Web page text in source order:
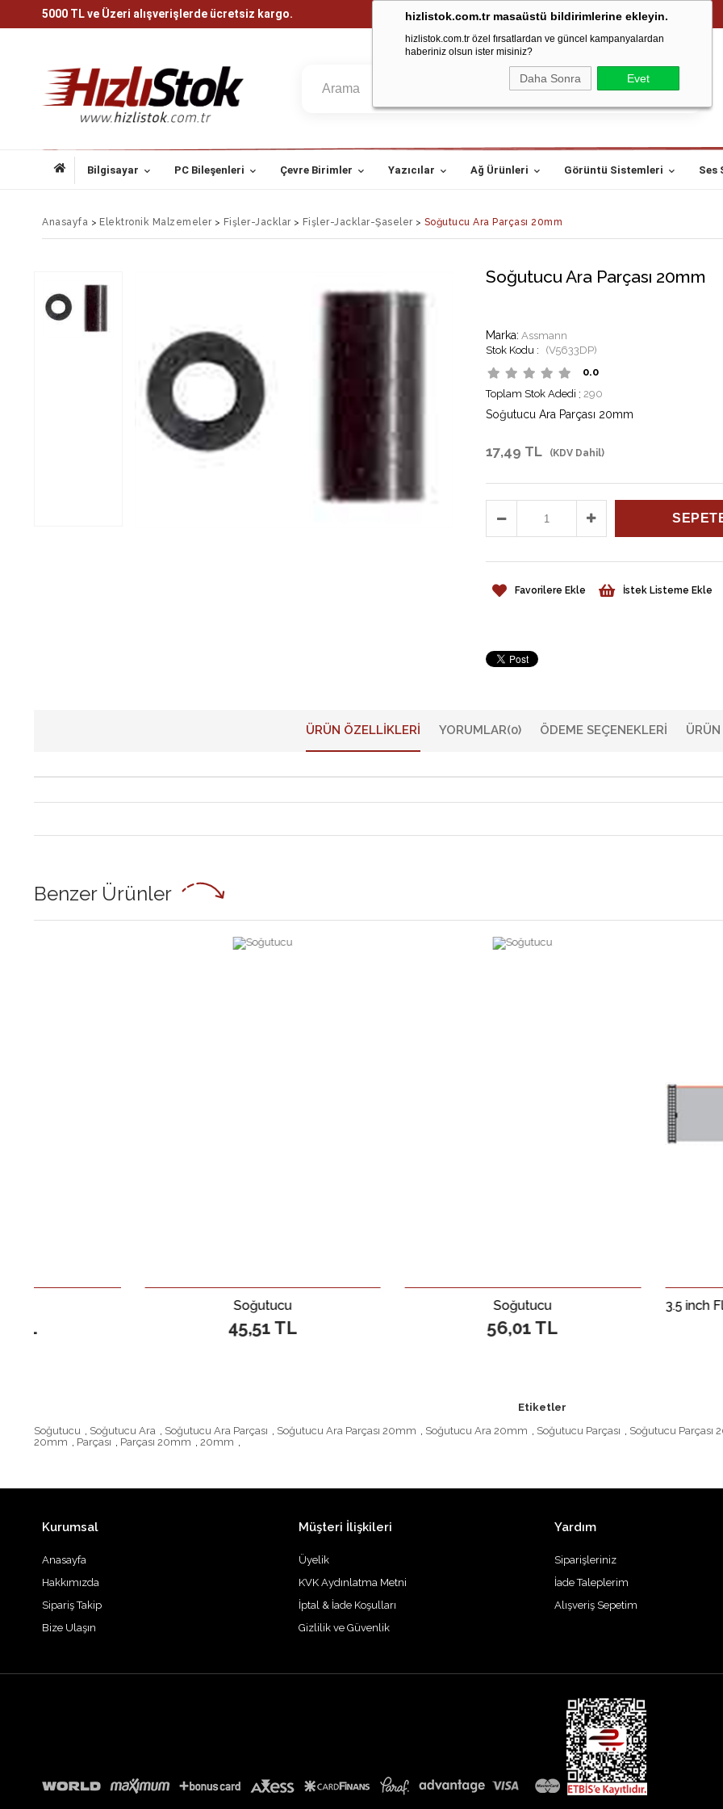
hizlistok.com.tr masaüstü bildirimlerine ekleyin.
hizlistok.com.tr özel fırsatlardan ve güncel kampanyalardan
haberiniz olsun ister misiniz?
Daha Sonra Evet
5000 TL ve Üzeri alışverişlerde ücretsiz kargo.
Bilgisayar PC Bileşenleri Çevre Birimler Yazıcılar Ağ Ürünleri Görüntü Sistemleri Ses
Anasayfa > Elektronik Malzemeler> Fişler-Jacklar> Fişler-Jacklar-Şaseler> Soğutucu Ara Parçası 20mm
Marka: Assmann
Soğutucu Ara Parçası 20mm
(V5633DP)
0.0
Toplam Stok Adedi : 290
Soğutucu Ara Parçası 20mm
17,49 TL (KDV Dahil)
Favorilere Ekle İstek Listeme Ekle
ÜRÜN ÖZELLIKLERI YORUMLAR(0) ÖDEME SEÇENEKLERI
Benzer Ürünler
Etiketler
Soğutucu
Soğutucu Ara Soğutucu Ara Parçası Soğutucu Ara Parçası 20mm Soğutucu Ara 20mm Soğutucu Parçası Soğutucu Parçası
20mm
Parçası Parçası 20mm 20mm
Kurumsal
Anasayfa
Hakkımızda
Sipariş Takip
Bize Ulaşın
Müşteri İlişkileri
Üyelik
KVK Aydınlatma Metni
İptal & İade Koşulları
Gizlilik ve Güvenlik
Yardım
Siparişleriniz
İade Taleplerim
Alışveriş Sepetim